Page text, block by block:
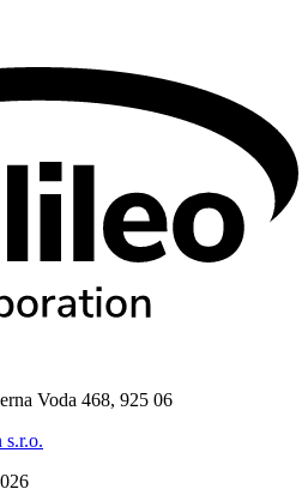
Voda 468, 925 06
s.r.o.